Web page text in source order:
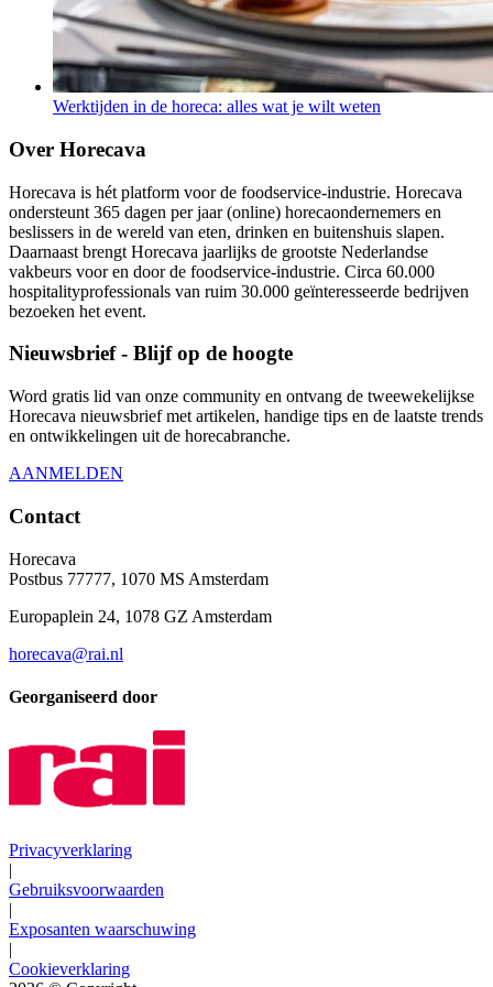
Werktijden in de horeca: alles wat je wilt weten
Over Horecava
Horecava is hét platform voor de foodservice-industrie. Horecava
ondersteunt 365 dagen per jaar (online) horecaondernemers en
beslissers in de wereld van eten, drinken en buitenshuis slapen.
Daarnaast brengt Horecava jaarlijks de grootste Nederlandse
vakbeurs voor en door de foodservice-industrie. Circa 60.000
hospitalityprofessionals van ruim 30.000 geïnteresseerde bedrijven
bezoeken het event.
Nieuwsbrief - Blijf op de hoogte
Word gratis lid van onze community en ontvang de tweewekelijkse
Horecava nieuwsbrief met artikelen, handige tips en de laatste trends
en ontwikkelingen uit de horecabranche.
AANMELDEN
Contact
Horecava
Postbus 77777, 1070 MS Amsterdam
Europaplein 24, 1078 GZ Amsterdam
horecava@rai.nl
Georganiseerd door
Privacyverklaring
|
Gebruiksvoorwaarden
|
Exposanten waarschuwing
|
Cookieverklaring